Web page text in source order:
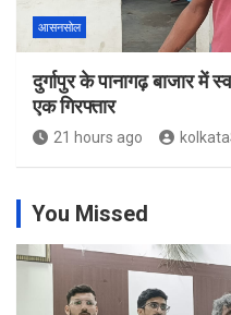
आसनसोल
दुर्गापुर के पानागढ़ बाजार में
एक गिरफ्तार
21 hours ago
You Missed